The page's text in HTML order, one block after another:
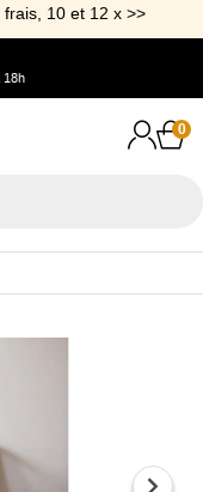
10 et 12 x >>
18h
0